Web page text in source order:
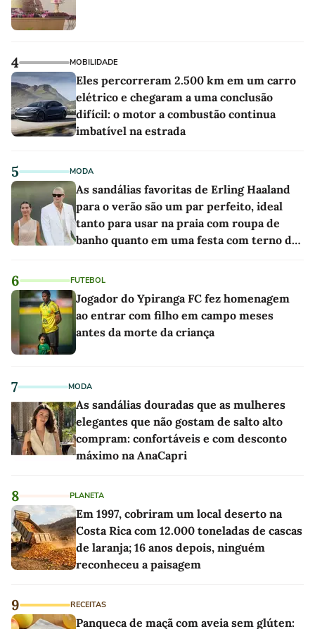
4 MOBILIDADE
Eles percorreram 2.500 km em um carro
elétrico e chegaram a uma conclusão
difícil: o motor a combustão continua
imbatível na estrada
5 MODA
As sandálias favoritas de Erling Haaland
para o verão são um par perfeito, ideal
tanto para usar na praia com roupa de
banho quanto em uma festa com terno de
6 FUTEBOL
Jogador do Ypiranga FC fez homenagem
ao entrar com filho em campo meses
antes da morte da criança
7 MODA
As sandálias douradas que as mulheres
elegantes que não gostam de salto alto
compram: confortáveis e com desconto
máximo na AnaCapri
8 PLANETA
Em 1997, cobriram um local deserto na
Costa Rica com 12.000 toneladas de cascas
de laranja; 16 anos depois, ninguém
reconheceu a paisagem
9 RECEITAS
Panqueca de maçã com aveia sem glúten: